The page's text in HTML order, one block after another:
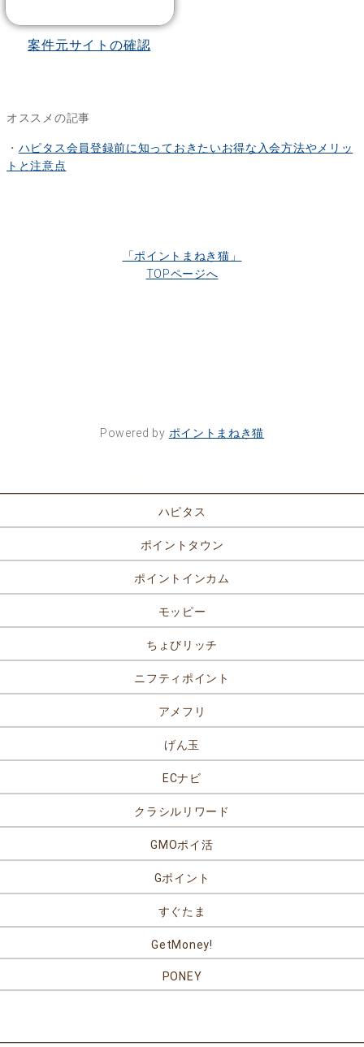
案件元サイトの確認
オススメの記事
・ ハピタス会員登録前に知っておきたいお得な入会方法やメリッ
トと注意点
「ポイントまねき猫」
TOPページへ
Powered by ポイントまねき猫
ハピタス
ポイントタウン
ポイントインカム
モッピー
ちょびリッチ
ニフティポイント
アメフリ
げん玉
ECナビ
クラシルリワード
GMOポイ活
Gポイント
すぐたま
GetMoney!
PONEY